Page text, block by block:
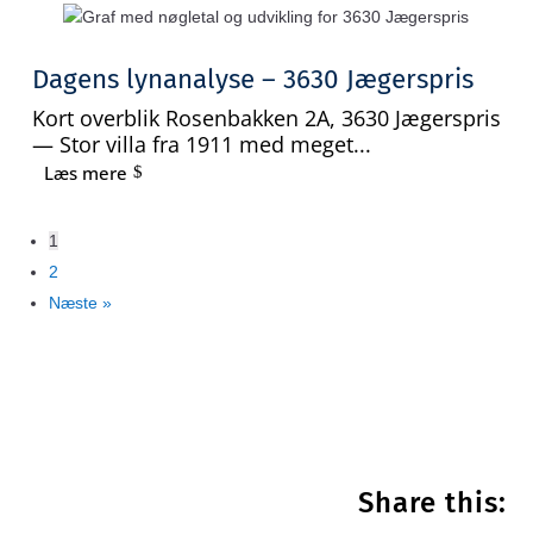
Dagens lynanalyse – 3630 Jægerspris
Kort overblik Rosenbakken 2A, 3630 Jægerspris
— Stor villa fra 1911 med meget...
Læs mere
1
2
Næste »
Share this: